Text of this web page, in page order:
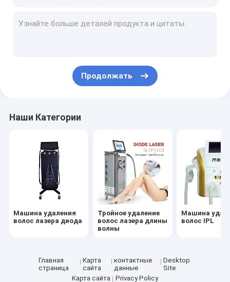
Машина двигателя кислорода
Лазерная липолизная машина
Продолжать
Наши Категории
Машина удаления
волос лазера диода
Тройное удаление
волос лазера длины
волны
Машина
волос IPL
Главная
страница
Карта
сайта
контактные
данные
Desktop
Site
Карта сайта
Privacy Policy